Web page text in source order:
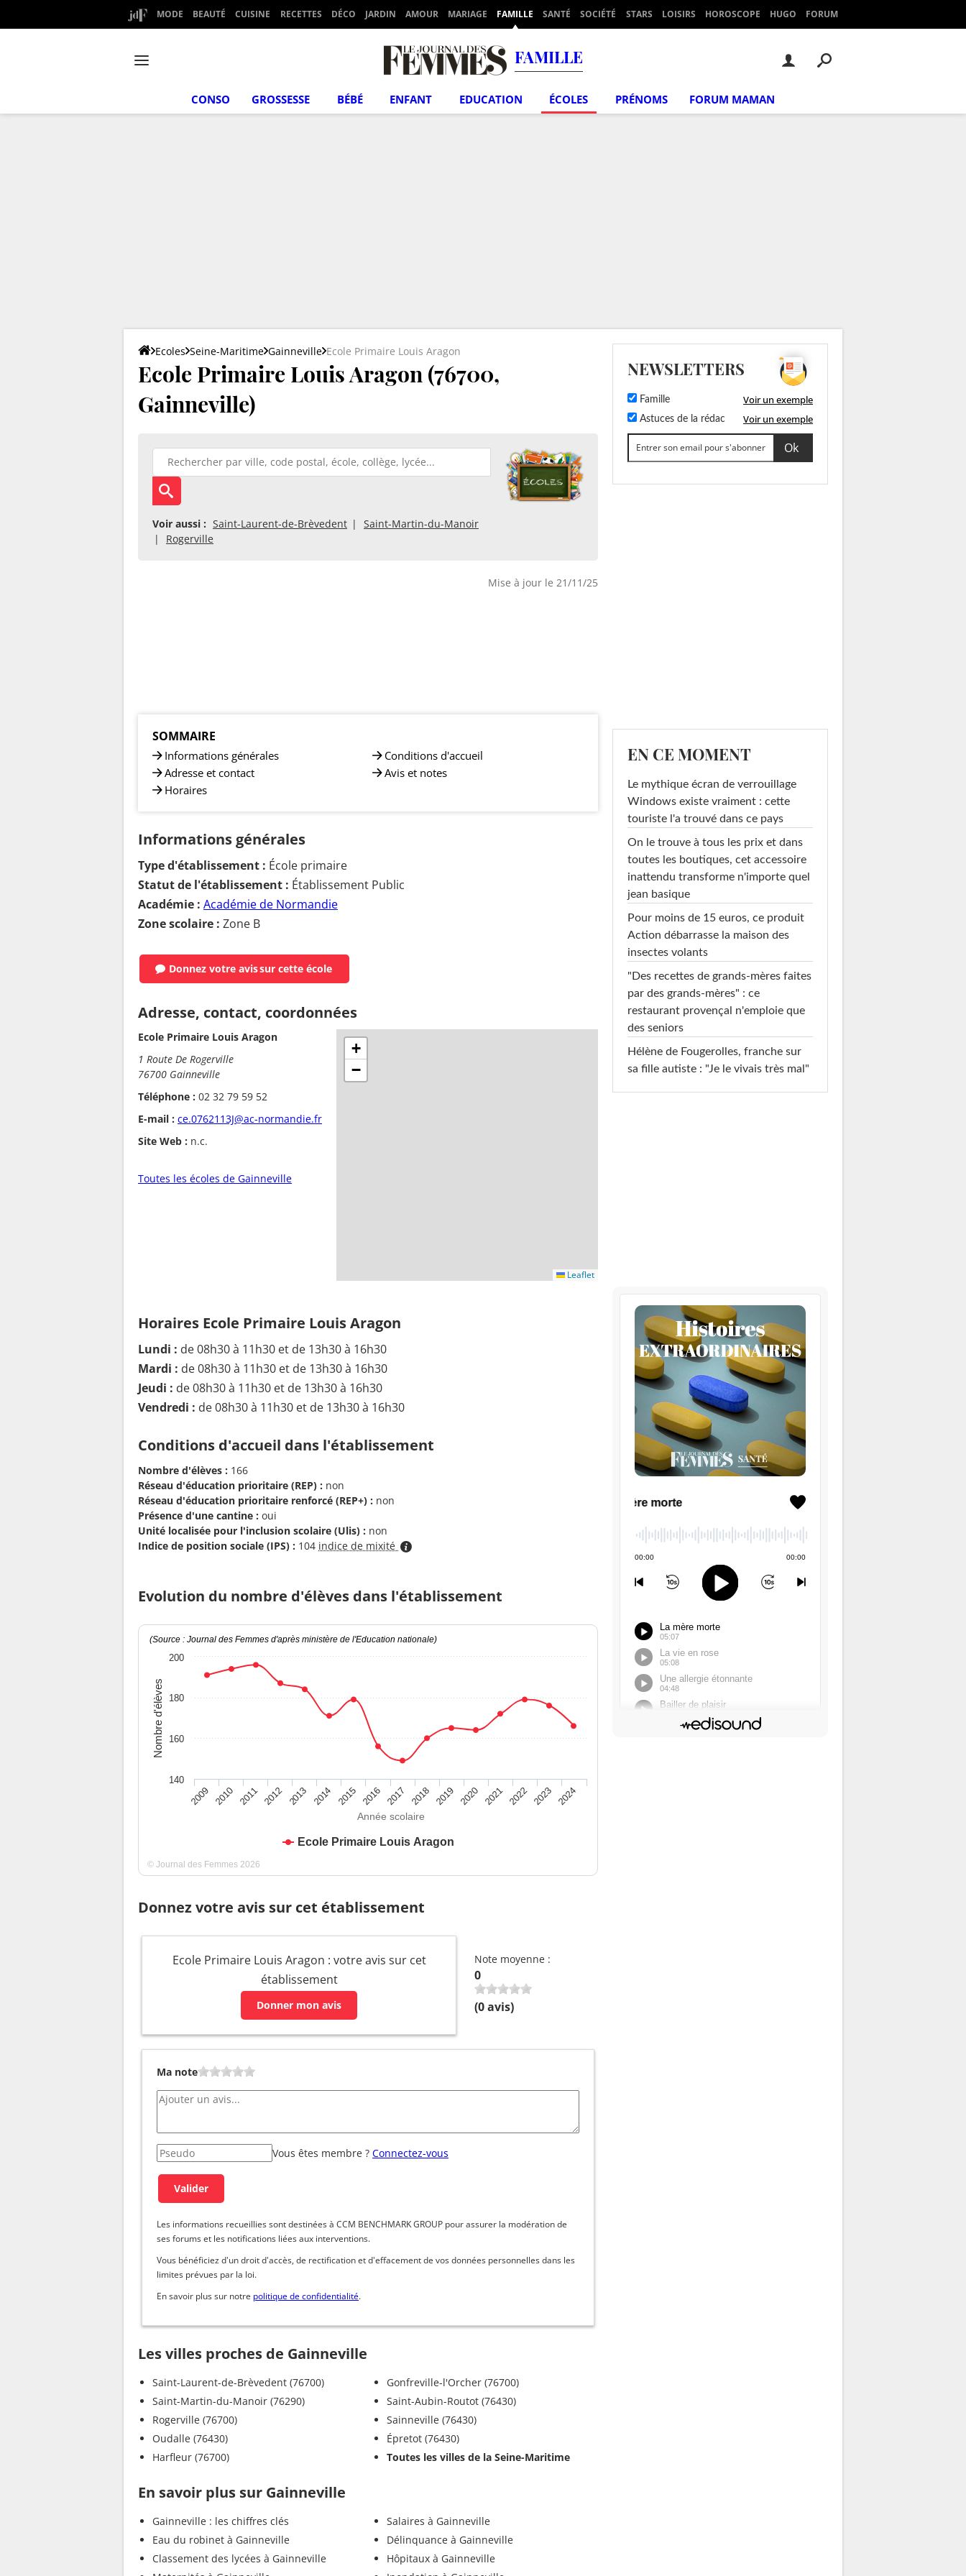
MODE BEAUTÉ CUISINE RECETTES DÉCO JARDIN AMOUR MARIAGE FAMILLE SANTÉ SOCIÉTÉ STARS LOISIRS HOROSCOPE HUGO FORUM
FAMILLE
CONSO GROSSESSE BÉBÉ ENFANT EDUCATION ÉCOLES PRÉNOMS FORUM MAMAN
Ecoles Seine-Maritime Gainneville Ecole Primaire Louis Aragon
Ecole Primaire Louis Aragon (76700,
Gainneville)
Voir aussi : Saint-Laurent-de-Brèvedent
Saint-Martin-du-Manoir
Rogerville
Mise à jour le 21/11/25
SOMMAIRE
Informations générales
Adresse et contact
Horaires
Conditions d'accueil
Avis et notes
Informations générales
Type d'établissement : École primaire
Statut de l'établissement : Établissement Public
Académie : Académie de Normandie
Zone scolaire : Zone B
Donnez votre avissur cette école
Adresse, contact, coordonnées
Ecole Primaire Louis Aragon
1 Route De Rogerville
76700 Gainneville
Téléphone : 02 32 79 59 52
E-mail : ce.0762113J@ac-normandie.fr
Site Web : n.c.
Toutes les écoles de Gainneville
+
−
Leaflet
Horaires Ecole Primaire Louis Aragon
Lundi : de 08h30 à 11h30 et de 13h30 à 16h30
Mardi : de 08h30 à 11h30 et de 13h30 à 16h30
Jeudi : de 08h30 à 11h30 et de 13h30 à 16h30
Vendredi : de 08h30 à 11h30 et de 13h30 à 16h30
Conditions d'accueil dans l'établissement
Nombre d'élèves : 166
Réseau d'éducation prioritaire (REP) : non
Réseau d'éducation prioritaire renforcé (REP+) : non
Présence d'une cantine : oui
Unité localisée pour l'inclusion scolaire (Ulis) : non
Indice de position sociale (IPS) : 104 indice de mixité
Evolution du nombre d'élèves dans l'établissement
Année scolaire
Nombre d'élèves
(Source : Journal des Femmes d'après ministère de l'Education nationale)
Ecole Primaire Louis Aragon
2009 2010 2011 2012 2013 2014 2015 2016 2017 2018 2019 2020 2021 2022 2023 2024
140
160
180
200
© Journal des Femmes 2026
Donnez votre avis sur cet établissement
Ecole Primaire Louis Aragon : votre avis sur cet
établissement
Donner mon avis
Note moyenne :
0
(0avis)
Ma note
Vous êtes membre ? Connectez-vous
Les informations recueillies sont destinées à CCM BENCHMARK GROUP pour assurer la modération de
ses forums et les notifications liées aux interventions.
Vous bénéficiez d'un droit d'accès, de rectification et d'effacement de vos données personnelles dans les
limites prévues par la loi.
En savoir plus sur notre politique de confidentialité.
Les villes proches de Gainneville
Saint-Laurent-de-Brèvedent (76700)
Saint-Martin-du-Manoir (76290)
Rogerville (76700)
Oudalle (76430)
Harfleur (76700)
Gonfreville-l'Orcher (76700)
Saint-Aubin-Routot (76430)
Sainneville (76430)
Épretot (76430)
Toutes les villes de la Seine-Maritime
En savoir plus sur Gainneville
Gainneville : les chiffres clés
Eau du robinet à Gainneville
Classement des lycées à Gainneville
Salaires à Gainneville
Délinquance à Gainneville
Hôpitaux à Gainneville
NEWSLETTERS
Famille Voir un exemple
Astuces de la rédac Voir un exemple
EN CE MOMENT
Le mythique écran de verrouillage
Windows existe vraiment : cette
touriste l'a trouvé dans ce pays
On le trouve à tous les prix et dans
toutes les boutiques, cet accessoire
inattendu transforme n'importe quel
jean basique
Pour moins de 15 euros, ce produit
Action débarrasse la maison des
insectes volants
"Des recettes de grands-mères faites
par des grands-mères" : ce
restaurant provençal n'emploie que
des seniors
Hélène de Fougerolles, franche sur
sa fille autiste : "Je le vivais très mal"